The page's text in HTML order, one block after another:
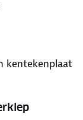
kentekenplaat